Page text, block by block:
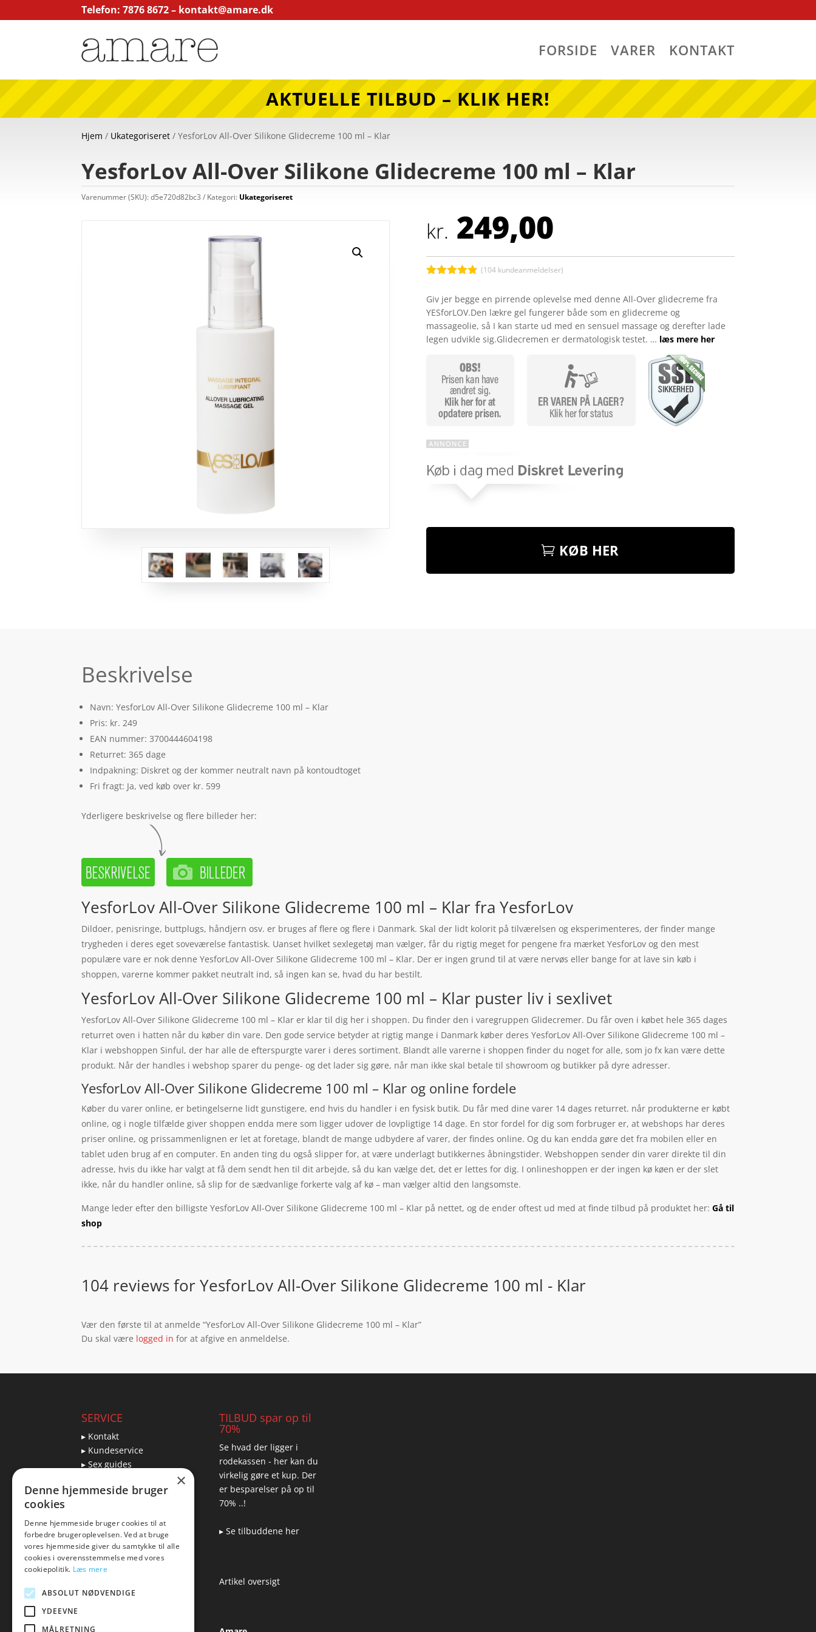
Telefon: 7876 8672 – kontakt@amare.dk
FORSIDE VARER KONTAKT
AKTUELLE TILBUD – KLIK HER!
Hjem / Ukategoriseret / YesforLov All-Over Silikone Glidecreme 100 ml – Klar
YesforLov All-Over Silikone Glidecreme 100 ml – Klar
Varenummer (SKU):d5e720d82bc3 Kategori: Ukategoriseret
kr. 249,00
ud af 5
baseret på
kundebedøm
melser
(104kundeanmeldelser)
Giv jer begge en pirrende oplevelse med denne All-Over glidecreme fra
YESforLOV.Den lækre gel fungerer både som en glidecreme og
massageolie, så I kan starte ud med en sensuel massage og derefter lade
legen udvikle sig.Glidecremen er dermatologisk testet. … læs mere her
KØB HER
Beskrivelse
Navn: YesforLov All-Over Silikone Glidecreme 100 ml – Klar
Pris: kr. 249
EAN nummer: 3700444604198
Returret: 365 dage
Indpakning: Diskret og der kommer neutralt navn på kontoudtoget
Fri fragt: Ja, ved køb over kr. 599
Yderligere beskrivelse og flere billeder her:
YesforLov All-Over Silikone Glidecreme 100 ml – Klar fra YesforLov
Dildoer, penisringe, buttplugs, håndjern osv. er bruges af flere og flere i Danmark. Skal der lidt kolorit på tilværelsen og eksperimenteres, der finder mange
trygheden i deres eget soveværelse fantastisk. Uanset hvilket sexlegetøj man vælger, får du rigtig meget for pengene fra mærket YesforLov og den mest
populære vare er nok denne YesforLov All-Over Silikone Glidecreme 100 ml – Klar. Der er ingen grund til at være nervøs eller bange for at lave sin køb i
shoppen, varerne kommer pakket neutralt ind, så ingen kan se, hvad du har bestilt.
YesforLov All-Over Silikone Glidecreme 100 ml – Klar puster liv i sexlivet
YesforLov All-Over Silikone Glidecreme 100 ml – Klar er klar til dig her i shoppen. Du finder den i varegruppen Glidecremer. Du får oven i købet hele 365 dages
returret oven i hatten når du køber din vare. Den gode service betyder at rigtig mange i Danmark køber deres YesforLov All-Over Silikone Glidecreme 100 ml –
Klar i webshoppen Sinful, der har alle de efterspurgte varer i deres sortiment. Blandt alle varerne i shoppen finder du noget for alle, som jo fx kan være dette
produkt. Når der handles i webshop sparer du penge- og det lader sig gøre, når man ikke skal betale til showroom og butikker på dyre adresser.
YesforLov All-Over Silikone Glidecreme 100 ml – Klar og online fordele
Køber du varer online, er betingelserne lidt gunstigere, end hvis du handler i en fysisk butik. Du får med dine varer 14 dages returret. når produkterne er købt
online, og i nogle tilfælde giver shoppen endda mere som ligger udover de lovpligtige 14 dage. En stor fordel for dig som forbruger er, at webshops har deres
priser online, og prissammenlignen er let at foretage, blandt de mange udbydere af varer, der findes online. Og du kan endda gøre det fra mobilen eller en
tablet uden brug af en computer. En anden ting du også slipper for, at være underlagt butikkernes åbningstider. Webshoppen sender din varer direkte til din
adresse, hvis du ikke har valgt at få dem sendt hen til dit arbejde, så du kan vælge det, det er lettes for dig. I onlineshoppen er der ingen kø køen er der slet
ikke, når du handler online, så slip for de sædvanlige forkerte valg af kø – man vælger altid den langsomste.
Mange leder efter den billigste YesforLov All-Over Silikone Glidecreme 100 ml – Klar på nettet, og de ender oftest ud med at finde tilbud på produktet her:Gå til
shop
104 reviews forYesforLov All-Over Silikone Glidecreme 100 ml - Klar
Vær den første til at anmelde “YesforLov All-Over Silikone Glidecreme 100 ml – Klar”
Du skal være logged in for at afgive en anmeldelse.
SERVICE
▸ Kontakt
▸ Kundeservice
▸ Sex guides
▸ Returnering
Blog
Pris, kvalitet & sexlegetøj
– hvordan hænger det
sammen?
TILBUD spar op til
70%
Se hvad der ligger i
rodekassen - her kan du
virkelig gøre et kup. Der
er besparelser på op til
70% ..!
▸ Se tilbuddene her
Artikel oversigt
×
Denne hjemmeside bruger
cookies
Denne hjemmeside bruger cookies til at
forbedre brugeroplevelsen. Ved at bruge
vores hjemmeside giver du samtykke til alle
cookies i overensstemmelse med vores
cookiepolitik. Læs mere
ABSOLUT NØDVENDIGE
YDEEVNE
MÅLRETNING